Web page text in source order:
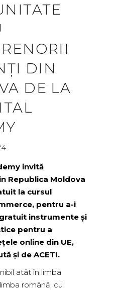
DIN
DE LA
invită
Republica Moldova
la cursul
pentru a-i
instrumente și
pentru a
online din UE,
și de ACETI.
atât în limba
română, cu